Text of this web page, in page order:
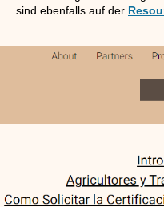
sind ebenfalls auf der